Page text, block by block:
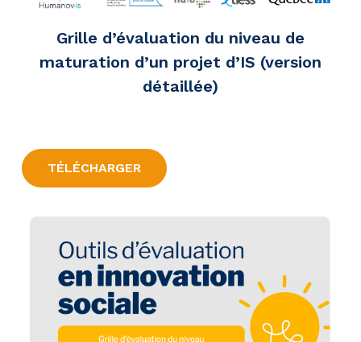
Grille d’évaluation du niveau de
maturation d’un projet d’IS (version
détaillée)
TÉLÉCHARGER